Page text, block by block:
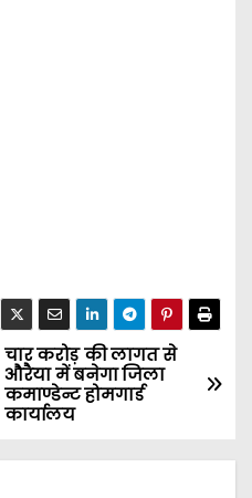
चार करोड़ की लागत से
औरैया में बनेगा जिला
कमाण्डेन्ट होमगार्ड
कार्यालय